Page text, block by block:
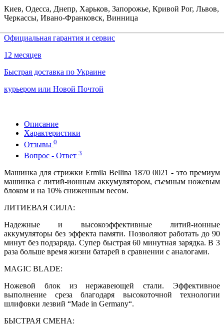
Киев, Одесса, Днепр, Харьков, Запорожье, Кривой Рог, Львов,
Черкассы, Ивано-Франковск, Винница
Официальная гарантия и сервис
12 месяцев
Быстрая доставка по Украине
курьером или Новой Почтой
Описание
Характеристики
Отзывы 0
Вопрос - Ответ 3
Машинка для стрижки Ermila Bellina 1870 0021 - это премиум
машинка с литий-ионным аккумулятором, съемным ножевым
блоком и на 10% сниженным весом.
ЛИТИЕВАЯ СИЛА:
Надежные и высокоэффективные литий-ионные
аккумуляторы без эффекта памяти. Позволяют работать до 90
минут без подзаряда. Супер быстрая 60 минутная зарядка. В 3
раза больше время жизни батарей в сравнении с аналогами.
MAGIC BLADE:
Ножевой блок из нержавеющей стали. Эффективное
выполнение среза благодаря высокоточной технологии
шлифовки лезвий “Made in Germany“.
БЫСТРАЯ СМЕНА: